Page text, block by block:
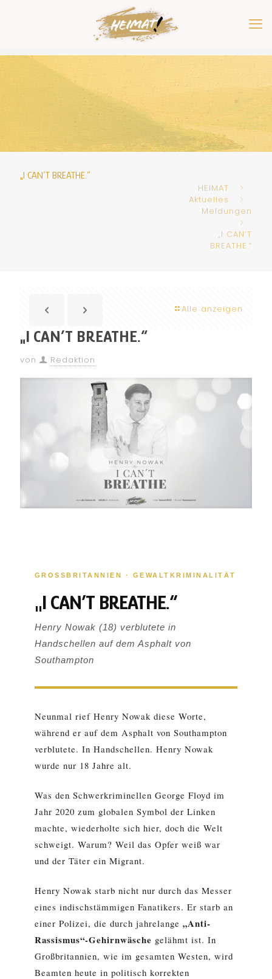
„I CAN’T BREATHE.“
HEIMAT
Aktuelles
Meldungen
„I CAN’T
BREATHE.“
Alle anzeigen
„I CAN’T BREATHE.“
von Redaktion
GROSSBRITANNIEN · GEWALTKRIMINALITÄT
„I CAN’T BREATHE.“
Henry Nowak (18) verblutete in
Handschellen auf dem Asphalt von
Southampton
Neunmal rief Henry Nowak diese Worte,
während er auf dem Asphalt von Southampton
verblutete. In Handschellen. Henry Nowak
wurde nur 18 Jahre alt.
Was den Schwerkriminellen George Floyd im
Jahr 2020 zum globalen Symbol der Linken
machte, wiederholte sich hier, doch die Welt
schweigt. Warum? Weil das Opfer weiß war
und der Täter ein Migrant.
Henry Nowak starb nicht nur durch das Messer
eines indischstämmigen Fanatikers. Er starb an
einer Polizei, die durch jahrelange „Anti-
Rassismus“-Gehirnwäsche gelähmt ist. In
Großbritannien, wie im gesamten Westen, wird
Beamten heute in politisch korrekten